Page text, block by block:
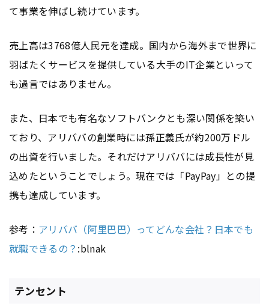
て事業を伸ばし続けています。
売上高は3768億人民元を達成。国内から海外まで世界に
羽ばたくサービスを提供している大手のIT企業といって
も過言ではありません。
また、日本でも有名なソフトバンクとも深い関係を築い
ており、アリババの創業時には孫正義氏が約200万ドル
の出資を行いました。それだけアリババには成長性が見
込めたということでしょう。現在では「PayPay」との提
携も達成しています。
参考： アリババ（阿里巴巴）ってどんな会社？日本でも
就職できるの？ :blnak
テンセント